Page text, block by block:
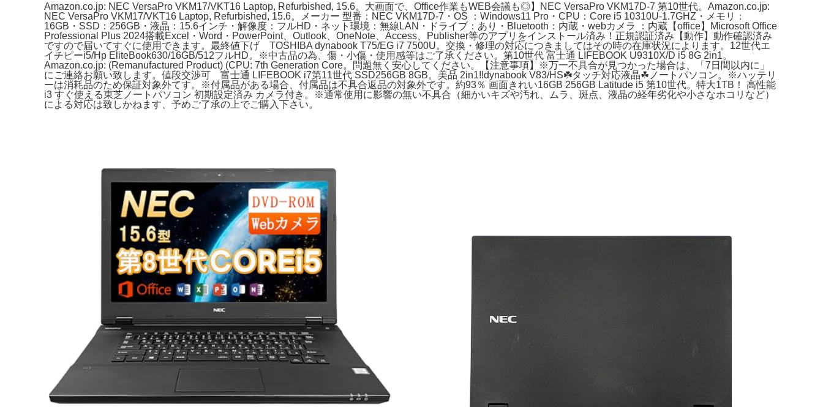
Amazon.co.jp: NEC VersaPro VKM17/VKT16 Laptop, Refurbished, 15.6。大画面で、Office作業もWEB会議も◎】NEC VersaPro VKM17D-7 第10世代。Amazon.co.jp:
NEC VersaPro VKM17/VKT16 Laptop, Refurbished, 15.6。メーカー 型番：NEC VKM17D-7・OS ：Windows11 Pro・CPU：Core i5 10310U-1.7GHZ・メモリ：
16GB・SSD：256GB・液晶：15.6インチ・解像度：フルHD・ネット環境：無線LAN・ドライブ：あり・Bluetooth：内蔵・webカメラ ：内蔵【office】Microsoft Office
Professional Plus 2024搭載Excel・Word・PowerPoint、Outlook、OneNote、Access、Publisher等のアプリをインストール済み！正規認証済み【動作】動作確認済み
ですので届いてすぐに使用できます。最終値下げ TOSHIBA dynabook T75/EG i7 7500U。交換・修理の対応につきましてはその時の在庫状況によります。12世代エ
イチピーi5/Hp EliteBook630/16GB/512フルHD。※中古品の為、傷・小傷・使用感等はご了承ください。第10世代 富士通 LIFEBOOK U9310X/D i5 8G 2in1。
Amazon.co.jp: (Remanufactured Product) (CPU: 7th Generation Core。問題無く安心してください。【注意事項】※万一不具合が見つかった場合は、「7日間以内に」
にご連絡お願い致します。値段交渉可 富士通 LIFEBOOK i7第11世代 SSD256GB 8GB。美品 2in1‼️dynabook V83/HS☘️タッチ対応液晶☘ノートパソコン。※ハッテリ
ーは消耗品のため保証対象外てす。※付属品がある場合、付属品は不具合返品の対象外です。約93％ 画面きれい16GB 256GB Latitude i5 第10世代。特大1TB！ 高性能
i3 すぐ使える東芝ノートパソコン 初期設定済み カメラ付き。※通常使用に影響の無い不具合（細かいキズや汚れ、ムラ、斑点、液晶の経年劣化や小さなホコリなど）
による対応は致しかねます、予めご了承の上でご購入下さい。